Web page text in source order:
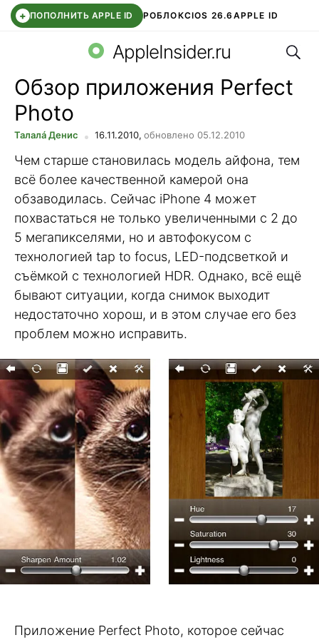
+ ПОПОЛНИТЬ APPLE ID РОБЛОКСIOS 26.6 APPLE ID
WHATSAPP DDE STOREAPP STOREOZON БАНК
AppleInsider.ru
Обзор приложения Perfect
Photo
Талалá Денис 16.11.2010, обновлено 05.12.2010
Чем старше становилась модель айфона, тем
всё более качественной камерой она
обзаводилась. Сейчас iPhone 4 может
похвастаться не только увеличенными с 2 до
5 мегапикселями, но и автофокусом с
технологией tap to focus, LED-подсветкой и
съёмкой с технологией HDR. Однако, всё ещё
бывают ситуации, когда снимок выходит
недостаточно хорош, и в этом случае его без
проблем можно исправить.
Приложение Perfect Photo, которое сейчас